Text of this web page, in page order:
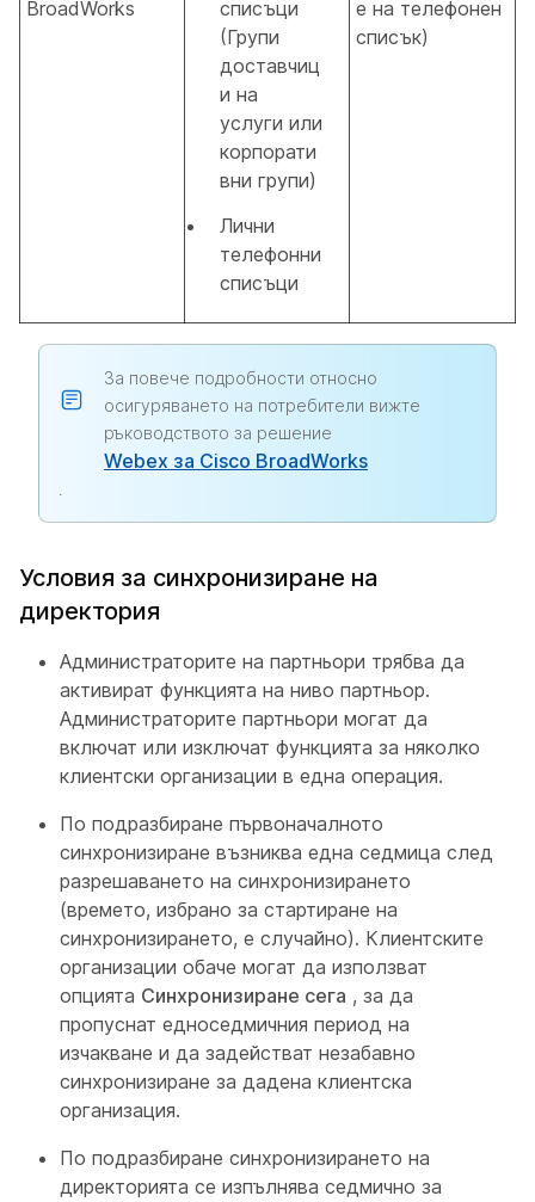
BroadWorks
списъци
(Групи
доставчиц
и на
услуги или
корпорати
вни групи)
Лични
телефонни
списъци
е на телефонен
списък)
За повече подробности относно
осигуряването на потребители вижте
ръководството за решение
Webex за Cisco BroadWorks
Условия за синхронизиране на
директория
Администраторите на партньори трябва да
активират функцията на ниво партньор.
Администраторите партньори могат да
включат или изключат функцията за няколко
клиентски организации в една операция.
По подразбиране първоначалното
синхронизиране възниква една седмица след
разрешаването на синхронизирането
(времето, избрано за стартиране на
синхронизирането, е случайно). Клиентските
организации обаче могат да използват
опцията Синхронизиране сега , за да
пропуснат едноседмичния период на
изчакване и да задействат незабавно
синхронизиране за дадена клиентска
организация.
По подразбиране синхронизирането на
директорията се изпълнява седмично за